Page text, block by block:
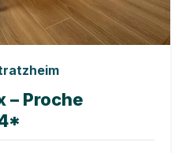
– Proche